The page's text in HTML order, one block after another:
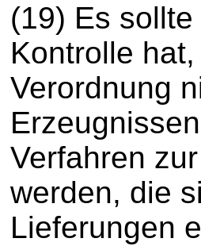
(19) Es
Kontrolle
Verordnung
Verfahren
werden, die
Lieferungen